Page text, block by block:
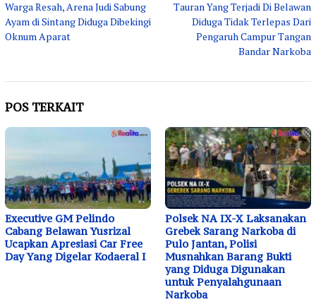
pos
Warga Resah, Arena Judi Sabung
Ayam di Sintang Diduga Dibekingi
Oknum Aparat
Tauran Yang Terjadi Di Belawan
Diduga Tidak Terlepas Dari
Pengaruh Campur Tangan
Bandar Narkoba
POS TERKAIT
Executive GM Pelindo
Cabang Belawan Yusrizal
Ucapkan Apresiasi Car Free
Day Yang Digelar Kodaeral I
Polsek NA IX-X Laksanakan
Grebek Sarang Narkoba di
Pulo Jantan, Polisi
Musnahkan Barang Bukti
yang Diduga Digunakan
untuk Penyalahgunaan
Narkoba